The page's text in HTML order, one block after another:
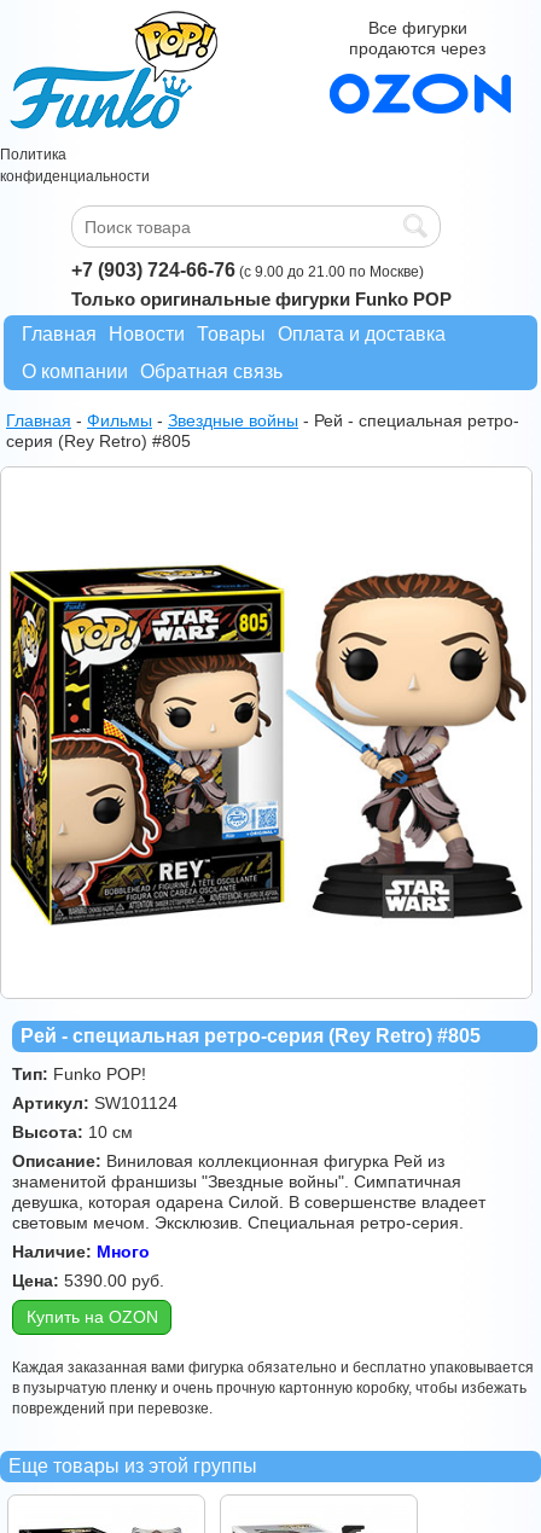
Политика
конфиденциальности
Все фигурки
продаются через
+7 (903) 724-66-76 (с 9.00 до 21.00 по Москве)
Только оригинальные фигурки Funko POP
Главная
Новости Товары
Оплата и доставка
О компании
Обратная связь
Главная - Фильмы - Звездные войны - Рей - специальная ретро-
серия (Rey Retro) #805
Рей - специальная ретро-серия (Rey Retro) #805
Тип: Funko POP!
Артикул: SW101124
Высота: 10 см
Описание: Виниловая коллекционная фигурка Рей из
знаменитой франшизы "Звездные войны". Симпатичная
девушка, которая одарена Силой. В совершенстве владеет
световым мечом. Эксклюзив. Специальная ретро-серия.
Наличие: Много
Цена: 5390.00 руб.
Купить на OZON
Каждая заказанная вами фигурка обязательно и бесплатно упаковывается
в пузырчатую пленку и очень прочную картонную коробку, чтобы избежать
повреждений при перевозке.
Еще товары из этой группы